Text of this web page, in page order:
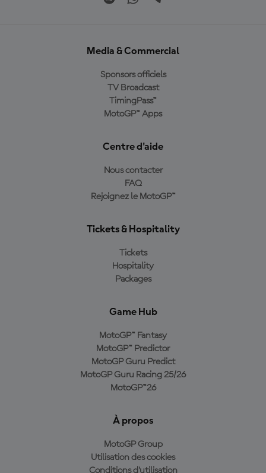
Media & Commercial
Sponsors officiels
TV Broadcast
TimingPass™
MotoGP™ Apps
Centre d'aide
Nous contacter
FAQ
Rejoignez le MotoGP™
Tickets & Hospitality
Tickets
Hospitality
Packages
Game Hub
MotoGP™ Fantasy
MotoGP™ Predictor
MotoGP Guru Predict
MotoGP Guru Racing 25/26
MotoGP™26
À propos
MotoGP Group
Utilisation des cookies
Conditions d'utilisation